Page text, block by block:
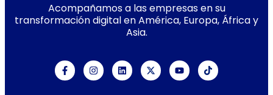
Acompañamos a las empresas en su
transformación digital en América, Europa, África y
Asia.